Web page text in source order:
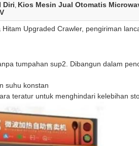
Diri, Kios Mesin Jual Otomatis
Upgraded Crawler, pengiriman
tumpahan sup2. Dibangun dalam
suhu konstan
teratur untuk menghindari kelebihan